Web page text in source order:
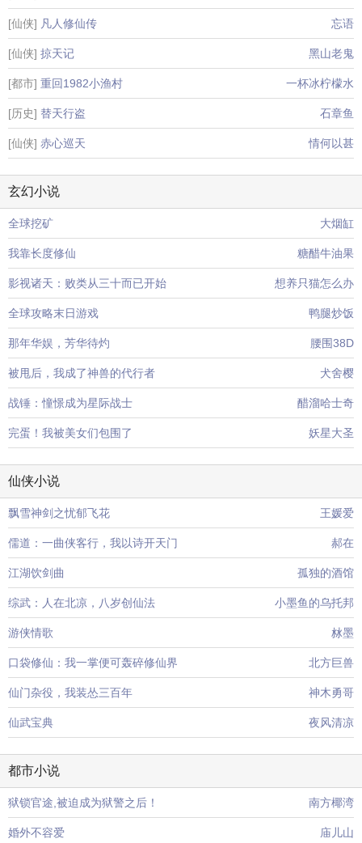
[仙侠] 凡人修仙传 忘语
[仙侠] 掠天记 黑山老鬼
[都市] 重回1982小渔村 一杯冰柠檬水
[历史] 替天行盗 石章鱼
[仙侠] 赤心巡天 情何以甚
玄幻小说
全球挖矿 大烟缸
我靠长度修仙 糖醋牛油果
影视诸天：败类从三十而已开始 想养只猫怎么办
全球攻略末日游戏 鸭腿炒饭
那年华娱，芳华待灼 腰围38D
被甩后，我成了神兽的代行者 犬舍樱
战锤：憧憬成为星际战士 醋溜哈士奇
完蛋！我被美女们包围了 妖星大圣
仙侠小说
飘雪神剑之忧郁飞花 王媛爱
儒道：一曲侠客行，我以诗开天门 郝在
江湖饮剑曲 孤独的酒馆
综武：人在北凉，八岁创仙法 小墨鱼的乌托邦
游侠情歌 沝墨
口袋修仙：我一掌便可轰碎修仙界 北方巨兽
仙门杂役，我装怂三百年 神木勇哥
仙武宝典 夜风清凉
都市小说
狱锁官途,被迫成为狱警之后！ 南方椰湾
婚外不容爱 庙儿山